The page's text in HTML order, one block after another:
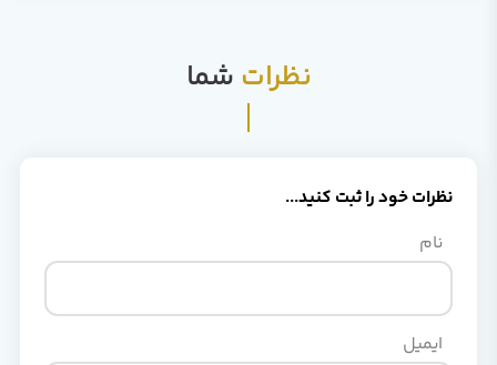
نظرات شما
نظرات خود را ثبت کنید...
نام
ایمیل